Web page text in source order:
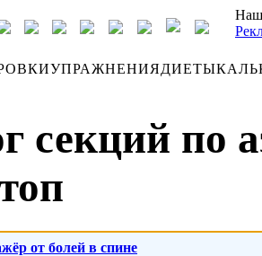
УПРАЖНЕНИЯДИЕТЫ
секций по
от болей в спине